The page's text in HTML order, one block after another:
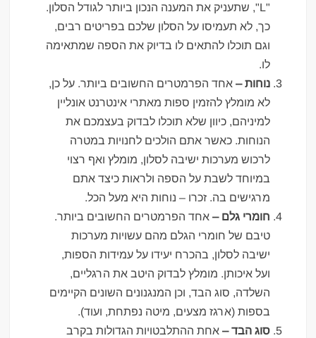
"L", שתעניק את המענה הנכון ביותר לגודל הסלון.
כך, לא תעמיסו על הסלון שלכם בפריטים רבים,
וגם תוכלו להתאים לו בדיוק את הספה שמתאימה
לו.
נוחות – אחד הפרמטרים החשובים ביותר. על כן,
לא מומלץ להזמין ספות מאתרי אינטרנט אונליין
למיניהם, כיוון שלא תוכלו לבדוק בעצמכם את
הנוחות. כאשר אתם הולכים לחנויות במטרה
לרכוש מערכות ישיבה לסלון, מומלץ ואף רצוי
במיוחד לשבת על הספה ולראות כיצד אתם
מרגישים בה. זכרו – נוחות היא מעל הכל.
חומרי גלם – אחד הפרמטרים החשובים ביותר.
טיבם של חומרי הגלם מהם עשויות מערכות
ישיבה לסלון, בהכרח יעידו על עמידות הספות,
ועל איכותן. מומלץ לבדוק היטב את הרגליים,
השלדה, סוג הבד, וכן המנגנונים השונים הקיימים
בספות (ארגז מצעים, מיטה נפתחת, ועוד).
סוג הבד – אחת ההתלבטויות הגדולות בקרב